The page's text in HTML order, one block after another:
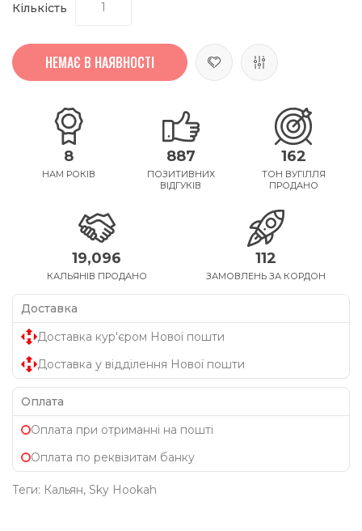
Кількість
НЕМАЄ В НАЯВНОСТІ
8
НАМ РОКІВ
887
ПОЗИТИВНИХ
ВІДГУКІВ
162
ТОН ВУГІЛЛЯ
ПРОДАНО
19,096
КАЛЬЯНІВ ПРОДАНО
112
ЗАМОВЛЕНЬ ЗА КОРДОН
Доставка
Доставка кур'єром Нової пошти
Доставка у відділення Нової пошти
Оплата
Оплата при отриманні на пошті
Оплата по реквізитам банку
Теги: Кальян, Sky Hookah